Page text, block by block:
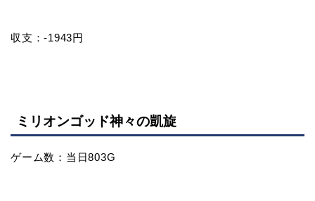
収支：-1943円
ミリオンゴッド神々の凱旋
ゲーム数：当日803G